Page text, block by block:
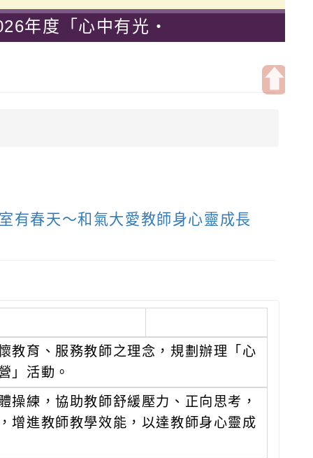
年度「心中有光・
有春天～和氣大愛教師身心靈成長
教育、服務教師之理念，規劃辦理「心
」活動。
操練，協助教師舒緩壓力、正向思考，
增進教師教學效能，以達教師身心靈成